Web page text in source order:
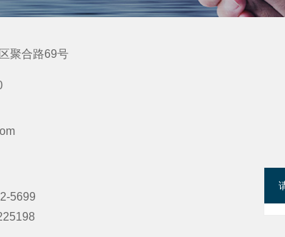
聚合路69号
5699